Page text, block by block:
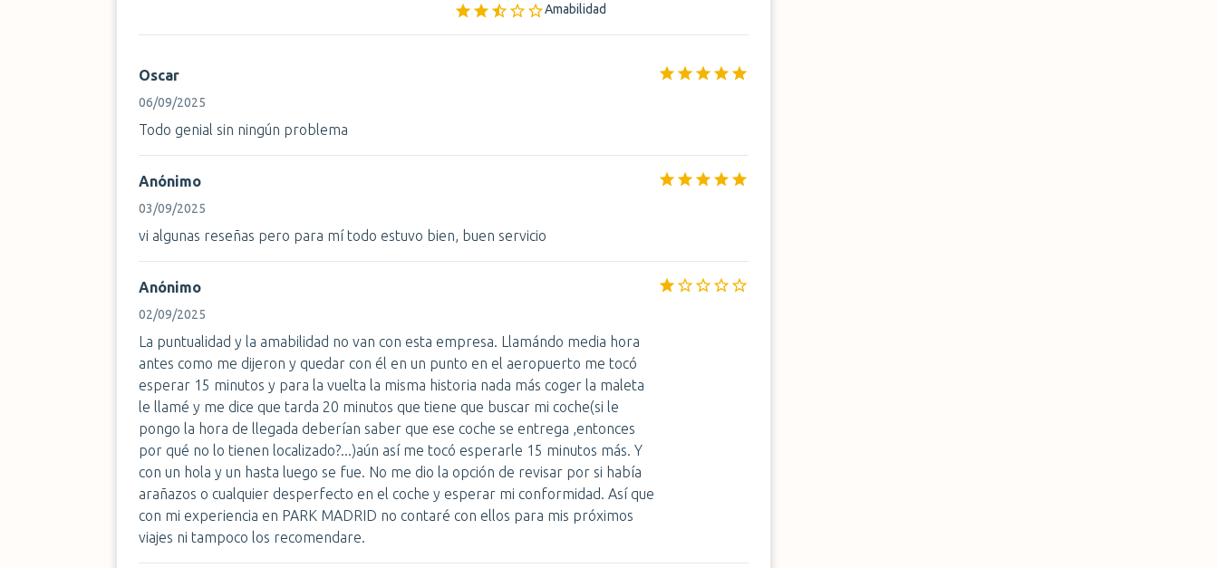
Amabilidad
Oscar
06/09/2025
Todo genial sin ningún problema
Anónimo
03/09/2025
vi algunas reseñas pero para mí todo estuvo bien, buen servicio
Anónimo
02/09/2025
La puntualidad y la amabilidad no van con esta empresa. Llamándo media hora
antes como me dijeron y quedar con él en un punto en el aeropuerto me tocó
esperar 15 minutos y para la vuelta la misma historia nada más coger la maleta
le llamé y me dice que tarda 20 minutos que tiene que buscar mi coche(si le
pongo la hora de llegada deberían saber que ese coche se entrega ,entonces
por qué no lo tienen localizado?...)aún así me tocó esperarle 15 minutos más. Y
con un hola y un hasta luego se fue. No me dio la opción de revisar por si había
arañazos o cualquier desperfecto en el coche y esperar mi conformidad. Así que
con mi experiencia en PARK MADRID no contaré con ellos para mis próximos
viajes ni tampoco los recomendare.